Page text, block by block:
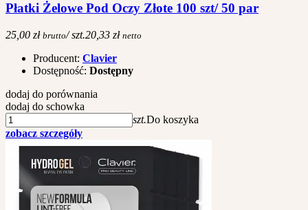
Płatki Żelowe Pod Oczy Złote 100 szt/ 50 par
25,00 zł brutto/ szt.20,33 zł netto
Producent: Clavier
Dostępność: Dostępny
dodaj do porównania
dodaj do schowka
szt.Do koszyka
zobacz szczegóły